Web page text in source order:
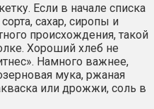
Если в начале списка
сахар, сиропы и
происхождения, такой
Хороший хлеб не
Намного важнее,
мука, ржаная
или дрожжи, соль в